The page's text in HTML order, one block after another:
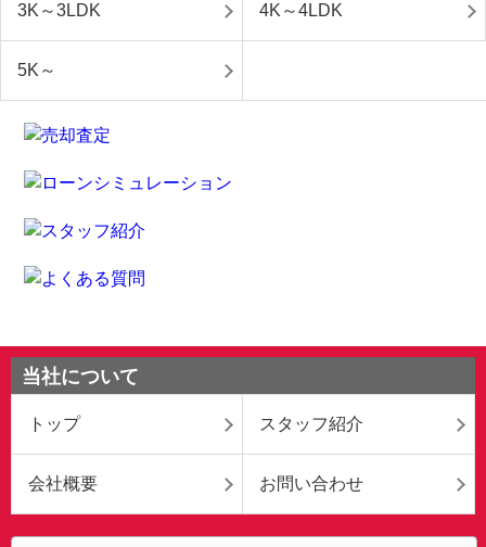
3K～3LDK 4K～4LDK
5K～
当社について
トップ スタッフ紹介
会社概要 お問い合わせ